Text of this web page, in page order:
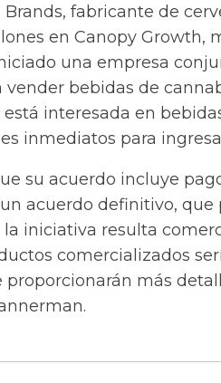
fabricante de
en Canopy Growth,
una empresa
vender bebidas de
interesada en
inmediatos para
su acuerdo incluye
acuerdo definitivo, que
iniciativa resulta
comercializados
proporcionarán más